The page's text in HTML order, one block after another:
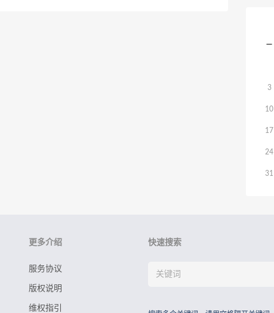
一
3
10
17
24
31
更多介绍
服务协议
版权说明
维权指引
快速搜索